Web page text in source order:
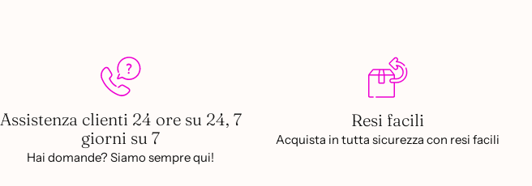
Assistenza clienti 24 ore su 24, 7
giorni su 7
Hai domande? Siamo sempre qui!
Resi facili
Acquista in tutta sicurezza con resi facili